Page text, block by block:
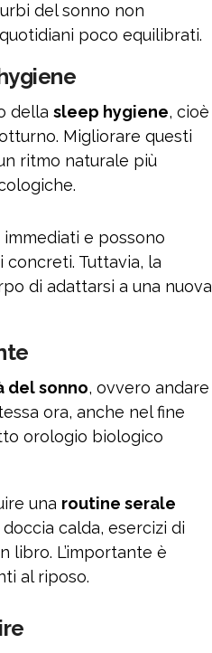
del sonno non
poco equilibrati.
della sleep hygiene, cioè
Migliorare questi
ritmo naturale più
e possono
Tuttavia, la
di adattarsi a una nuova
del sonno, ovvero andare
ora, anche nel fine
orologio biologico
una routine serale
calda, esercizi di
libro. L’importante è
al riposo.